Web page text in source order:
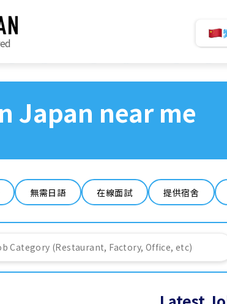
Japan near me
無需日語 在線面試 提供宿舍